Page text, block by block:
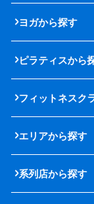
ヨガから探す
ピラティスから
フィットネスク
エリアから探す
系列店から探す